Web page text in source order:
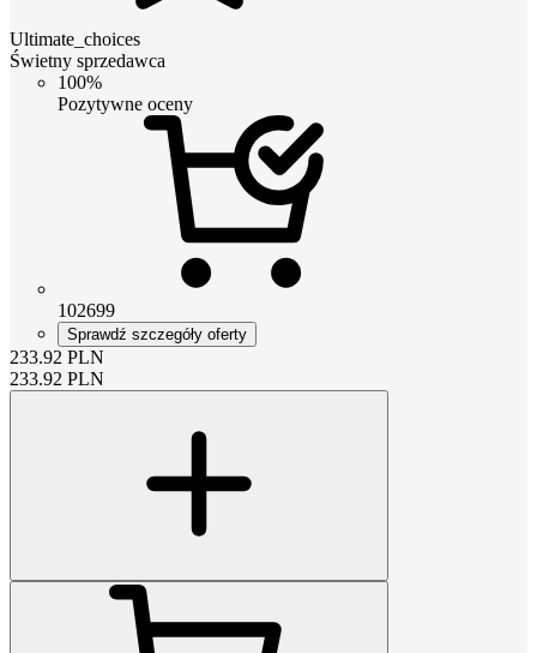
Ultimate_choices
Świetny sprzedawca
100%
Pozytywne oceny
102699
Sprawdź szczegóły oferty
233.92 PLN
233.92 PLN